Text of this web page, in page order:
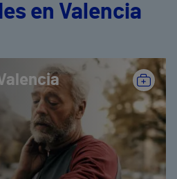
en Valencia